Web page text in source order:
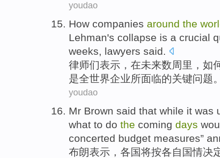
youdao
How companies around the
Lehman's collapse is a crucial
weeks, lawyers said.
律师们表示， 在未来数周里 ， 如
是全世界企业所面临的关键问题
youdao
Mr Brown said that while it was
what to do the coming days
concerted budget measures”
布朗表示 ， 各国将按各自 国情决